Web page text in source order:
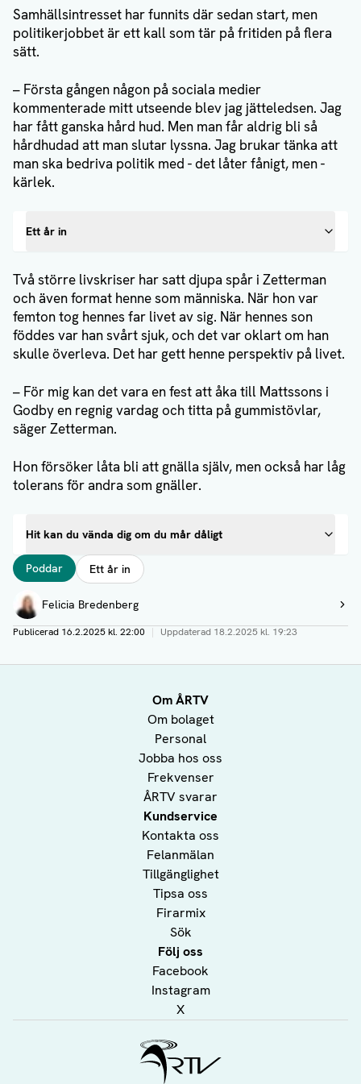
Samhällsintresset har funnits där sedan start, men
politikerjobbet är ett kall som tär på fritiden på flera
sätt.
– Första gången någon på sociala medier
kommenterade mitt utseende blev jag jätteledsen. Jag
har fått ganska hård hud. Men man får aldrig bli så
hårdhudad att man slutar lyssna. Jag brukar tänka att
man ska bedriva politik med - det låter fånigt, men -
kärlek.
Ett år in
Två större livskriser har satt djupa spår i Zetterman
och även format henne som människa. När hon var
femton tog hennes far livet av sig. När hennes son
föddes var han svårt sjuk, och det var oklart om han
skulle överleva. Det har gett henne perspektiv på livet.
– För mig kan det vara en fest att åka till Mattssons i
Godby en regnig vardag och titta på gummistövlar,
säger Zetterman.
Hon försöker låta bli att gnälla själv, men också har låg
tolerans för andra som gnäller.
Hit kan du vända dig om du mår dåligt
Taggar
Poddar Ett år in
Författare
Felicia Bredenberg
Visa profil
Publicerad 16.2.2025 kl. 22:00 | Uppdaterad 18.2.2025 kl. 19:23
Om ÅRTV
Om bolaget
Personal
Jobba hos oss
Frekvenser
ÅRTV svarar
Kundservice
Kontakta oss
Felanmälan
Tillgänglighet
Tipsa oss
Firarmix
Sök
Följ oss
Facebook
Instagram
X